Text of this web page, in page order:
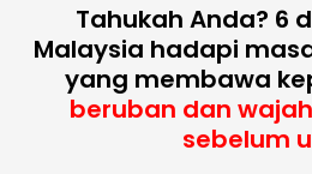
Tahukah Anda? 6
Malaysia hadapi
yang membawa
beruban dan
sebelum